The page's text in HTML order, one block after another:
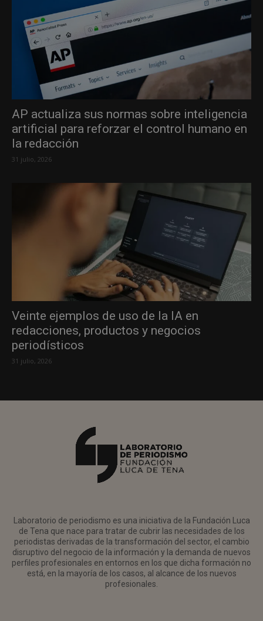
AP actualiza sus normas sobre inteligencia
artificial para reforzar el control humano en
la redacción
31 julio, 2026
Veinte ejemplos de uso de la IA en
redacciones, productos y negocios
periodísticos
31 julio, 2026
Laboratorio de periodismo es una iniciativa de la Fundación Luca
de Tena que nace para tratar de cubrir las necesidades de los
periodistas derivadas de la transformación del sector, el cambio
disruptivo del negocio de la información y la demanda de nuevos
perfiles profesionales en entornos en los que dicha formación no
está, en la mayoría de los casos, al alcance de los nuevos
profesionales.